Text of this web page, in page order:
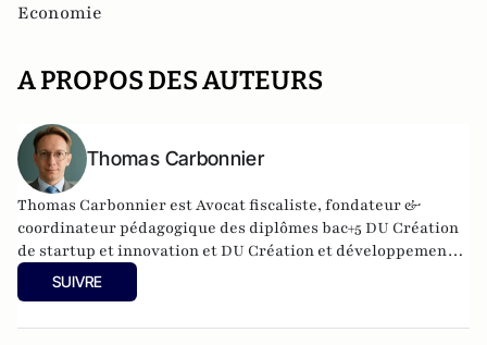
Economie
A PROPOS DES AUTEURS
Thomas Carbonnier
Thomas Carbonnier est Avocat fiscaliste, fondateur &
coordinateur pédagogique des diplômes bac+5 DU Création
de startup et innovation et DU Création et développement
de structures en santé à l'Université Paris Cité. Il est
également Président de l'UNPI 95, une association de
SUIVRE